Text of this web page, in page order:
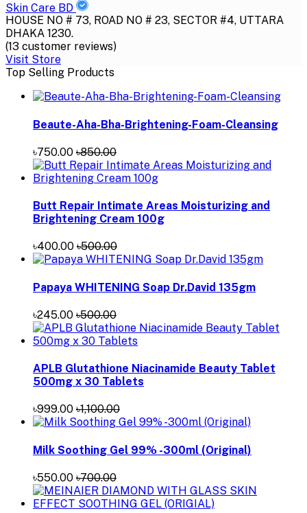
Skin Care BD
HOUSE NO # 73, ROAD NO # 23, SECTOR #4, UTTARA
DHAKA 1230.
(13 customer reviews)
Visit Store
Top Selling Products
Beaute-Aha-Bha-Brightening-Foam-Cleansing
৳750.00 ৳850.00
Butt Repair Intimate Areas Moisturizing and
Brightening Cream 100g
৳400.00 ৳500.00
Papaya WHITENING Soap Dr.David 135gm
৳245.00 ৳500.00
APLB Glutathione Niacinamide Beauty Tablet
500mg x 30 Tablets
৳999.00 ৳1,100.00
Milk Soothing Gel 99% -300ml (Original)
৳550.00 ৳700.00